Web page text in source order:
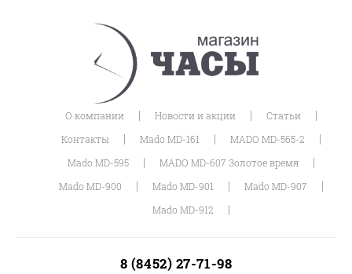
О компании | Новости и акции | Статьи |
Контакты | Mado MD-161 | MADO MD-565-2 |
Mado MD-595 | MADO MD-607 Золотое время |
Mado MD-900 | Mado MD-901 | Mado MD-907 |
Mado MD-912 |
8 (8452) 27-71-98